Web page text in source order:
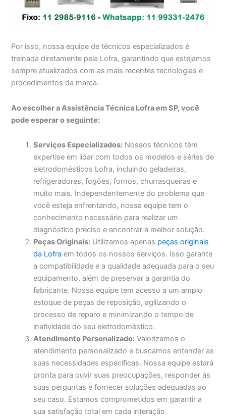
Por isso, nossa equipe de técnicos especializados é
treinada diretamente pela Lofra, garantindo que estejamos
sempre atualizados com as mais recentes tecnologias e
procedimentos da marca.
Ao escolher a Assistência Técnica Lofra em SP, você
pode esperar o seguinte:
Serviços Especializados: Nossos técnicos têm
expertise em lidar com todos os modelos e séries de
eletrodomésticos Lofra, incluindo geladeiras,
refrigeradores, fogões, fornos, churrasqueiras e
muito mais. Independentemente do problema que
você esteja enfrentando, nossa equipe tem o
conhecimento necessário para realizar um
diagnóstico preciso e encontrar a melhor solução.
Peças Originais: Utilizamos apenas peças originais
da Lofra em todos os nossos serviços. Isso garante
a compatibilidade e a qualidade adequada para o seu
equipamento, além de preservar a garantia do
fabricante. Nossa equipe tem acesso a um amplo
estoque de peças de reposição, agilizando o
processo de reparo e minimizando o tempo de
inatividade do seu eletrodoméstico.
Atendimento Personalizado: Valorizamos o
atendimento personalizado e buscamos entender as
suas necessidades específicas. Nossa equipe estará
pronta para ouvir suas preocupações, responder às
suas perguntas e fornecer soluções adequadas ao
seu caso. Estamos comprometidos em garantir a
sua satisfação total em cada interação.